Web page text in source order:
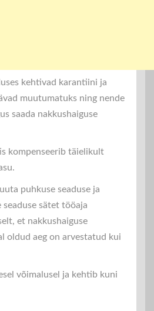
kehtivad karantiini ja
muutumatuks ning nende
saada nakkushaiguse
kompenseerib täielikult
puhkuse seaduse ja
seaduse sätet tööaja
et nakkushaiguse
oldud aeg on arvestatud kui
võimalusel ja kehtib kuni